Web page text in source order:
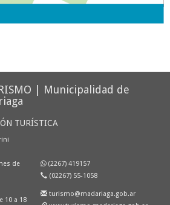
| Municipalidad de
TURÍSTICA
de
10 a 18
(2267) 419157
(02267) 55-1058
turismo@madariaga.gob.ar